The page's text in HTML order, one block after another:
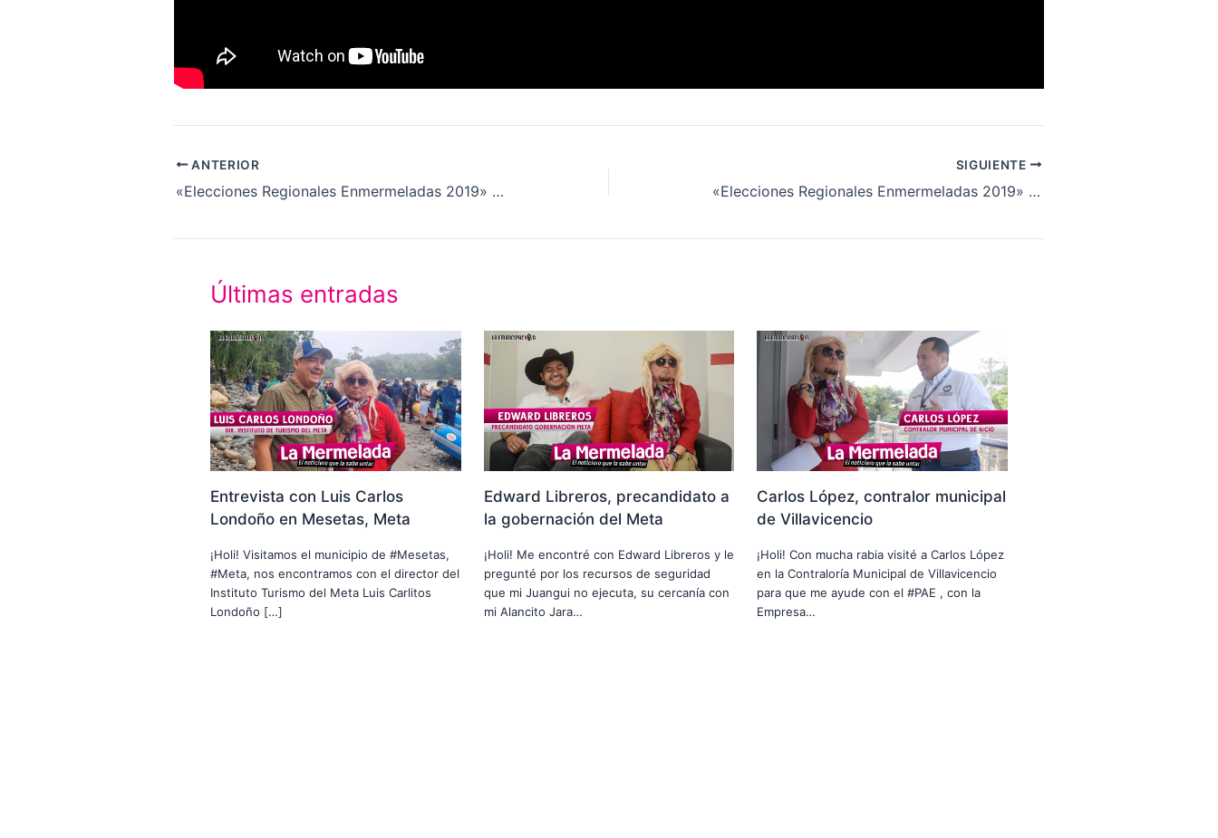
ANTERIOR
«Elecciones Regionales Enmermeladas 2019» Alexander Baquero
SIGUIENTE
«Elecciones Regionales Enmermeladas 2019» David Mora
Últimas entradas
Entrevista con Luis Carlos
Londoño en Mesetas, Meta
¡Holi! Visitamos el municipio de #Mesetas,
#Meta, nos encontramos con el director del
Instituto Turismo del Meta Luis Carlitos
Londoño […]
Edward Libreros, precandidato a
la gobernación del Meta
¡Holi! Me encontré con Edward Libreros y le
pregunté por los recursos de seguridad
que mi Juangui no ejecuta, su cercanía con
mi Alancito Jara…
Carlos López, contralor municipal
de Villavicencio
¡Holi! Con mucha rabia visité a Carlos López
en la Contraloría Municipal de Villavicencio
para que me ayude con el #PAE , con la
Empresa…